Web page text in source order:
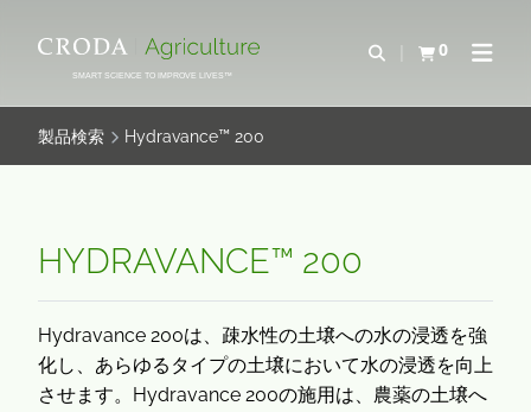
ン
を
ー
ス
SMART SCIENCE TO IMPROVE LIVES™
検索を開く
0
カートを確認す
ナビ
製品検索 Hydravance™ 200
HYDRAVANCE™ 200
Hydravance 200は、疎水性の土壌への水の浸透を強
化し、あらゆるタイプの土壌において水の浸透を向上
させます。Hydravance 200の施用は、農薬の土壌へ